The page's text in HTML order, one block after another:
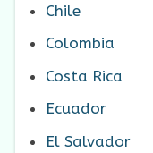
Chile
Colombia
Costa Rica
Ecuador
El Salvador